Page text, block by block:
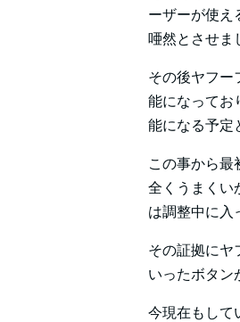
ーザーが使え
唖然とさせま
その後ヤフー
能になってお
能になる予定
この事から最
全くうまくい
は調整中に入
その証拠にヤ
いったボタン
今現在もして